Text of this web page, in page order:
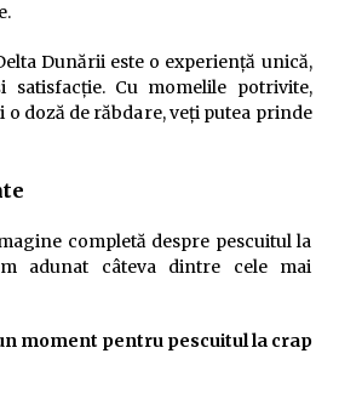
Dunării este o experiență unică,
satisfacție. Cu momelile potrivite,
o doză de răbdare, veți putea prinde
completă despre pescuitul la
adunat câteva dintre cele mai
moment pentru pescuitul la crap